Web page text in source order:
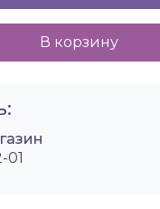
В корзину